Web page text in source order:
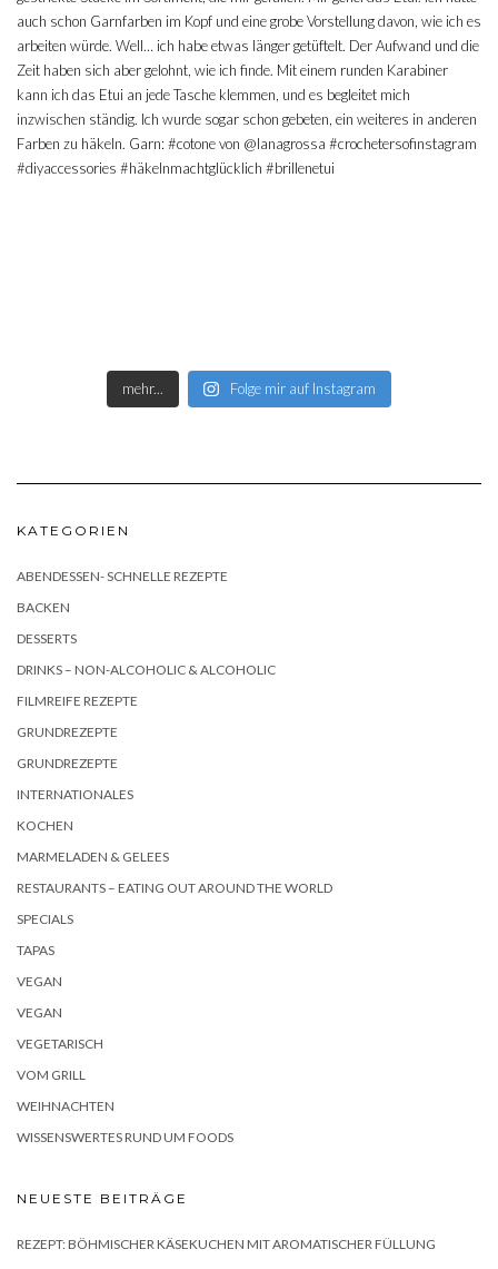
mehr... Folge mir auf Instagram
KATEGORIEN
ABENDESSEN- SCHNELLE REZEPTE
BACKEN
DESSERTS
DRINKS – NON-ALCOHOLIC & ALCOHOLIC
FILMREIFE REZEPTE
GRUNDREZEPTE
GRUNDREZEPTE
INTERNATIONALES
KOCHEN
MARMELADEN & GELEES
RESTAURANTS – EATING OUT AROUND THE WORLD
SPECIALS
TAPAS
VEGAN
VEGAN
VEGETARISCH
VOM GRILL
WEIHNACHTEN
WISSENSWERTES RUND UM FOODS
NEUESTE BEITRÄGE
REZEPT: BÖHMISCHER KÄSEKUCHEN MIT AROMATISCHER FÜLLUNG